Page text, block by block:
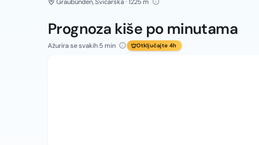
Graubünden, Švicarska · 1225 m
Prognoza kiše po minutama
Ažurira se svakih 5 min Otključajte 4h